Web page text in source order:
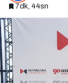
7dk, 44sn